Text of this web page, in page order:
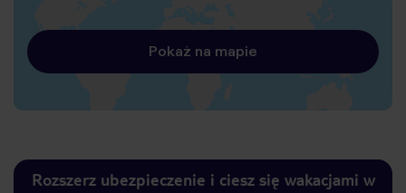
Pokaż na mapie
Rozszerz ubezpieczenie i ciesz się wakacjami w